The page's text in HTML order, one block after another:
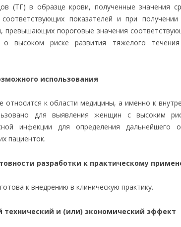
(ТГ) в образце крови, полученные значения
соответствующих показателей и при
превышающих пороговые значения
о высоком риске развития тяжелого
использования
относится к области медицины, а именно к
для выявления женщин с высоким
инфекции для определения дальнейшего
пациенток.
разработки к практическому
к внедрению в клиническую практику.
технический и (или) экономический эффект